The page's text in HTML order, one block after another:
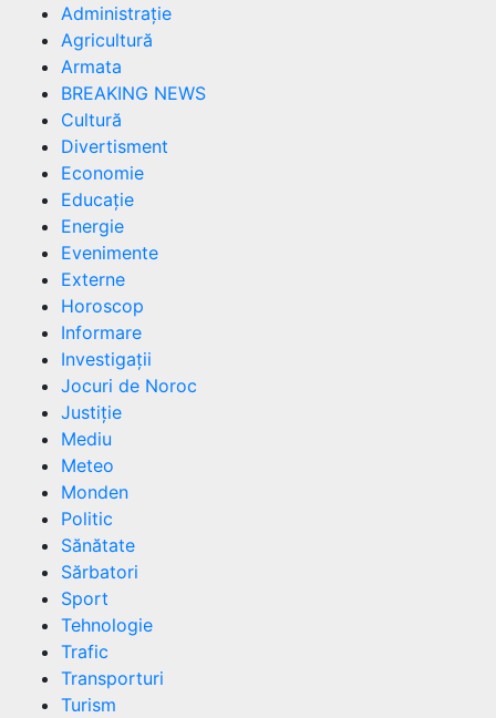
Administrație
Agricultură
Armata
BREAKING NEWS
Cultură
Divertisment
Economie
Educație
Energie
Evenimente
Externe
Horoscop
Informare
Investigații
Jocuri de Noroc
Justiție
Mediu
Meteo
Monden
Politic
Sănătate
Sărbatori
Sport
Tehnologie
Trafic
Transporturi
Turism